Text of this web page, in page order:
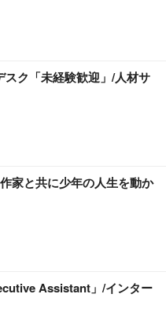
スク「未経験歓迎」/人材サ
家と共に少年の人生を動か
Assistant」/インター